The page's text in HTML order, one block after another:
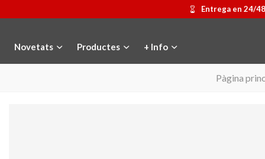
Entrega en 24/
Novetats Productes + Info
Pàgina